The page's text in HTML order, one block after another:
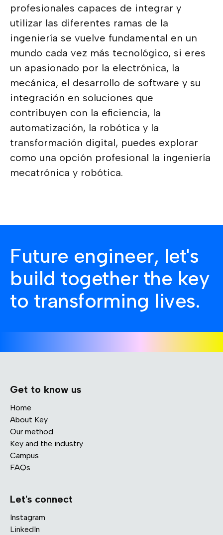
profesionales capaces de integrar y
utilizar las diferentes ramas de la
ingeniería se vuelve fundamental en un
mundo cada vez más tecnológico, si eres
un apasionado por la electrónica, la
mecánica, el desarrollo de software y su
integración en soluciones que
contribuyen con la eficiencia, la
automatización, la robótica y la
transformación digital, puedes explorar
como una opción profesional la ingeniería
mecatrónica y robótica.
Future engineer, let's
build together the key
to transforming lives.
Get to know us
Home
About Key
Our method
Key and the industry
Campus
FAQs
Let's connect
Instagram
LinkedIn